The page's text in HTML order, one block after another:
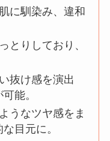
に馴染み、違和
とりしており、
抜け感を演出
能。
うなツヤ感をま
目元に。